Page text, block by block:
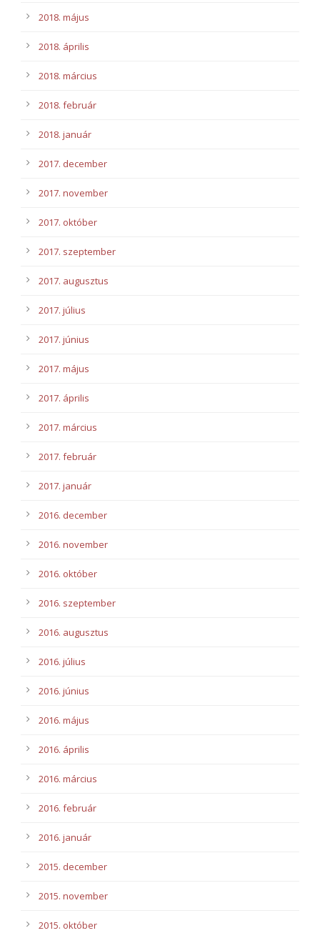
2018. május
2018. április
2018. március
2018. február
2018. január
2017. december
2017. november
2017. október
2017. szeptember
2017. augusztus
2017. július
2017. június
2017. május
2017. április
2017. március
2017. február
2017. január
2016. december
2016. november
2016. október
2016. szeptember
2016. augusztus
2016. július
2016. június
2016. május
2016. április
2016. március
2016. február
2016. január
2015. december
2015. november
2015. október